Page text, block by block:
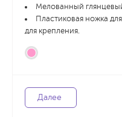
Мелованный
Пластиковая ножка
для крепления.
Далее